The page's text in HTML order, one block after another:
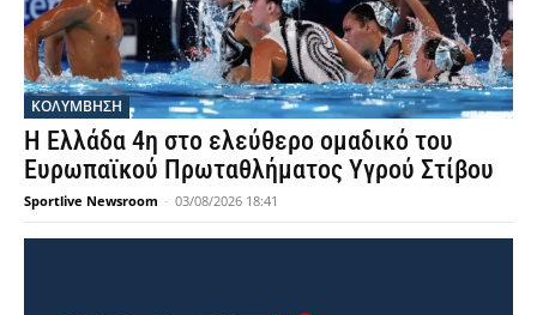
ΚΟΛΥΜΒΗΣΗ
Η Ελλάδα 4η στο ελεύθερο ομαδικό του
Ευρωπαϊκού Πρωταθλήματος Υγρού Στίβου
Sportlive Newsroom - 03/08/2026 18:41